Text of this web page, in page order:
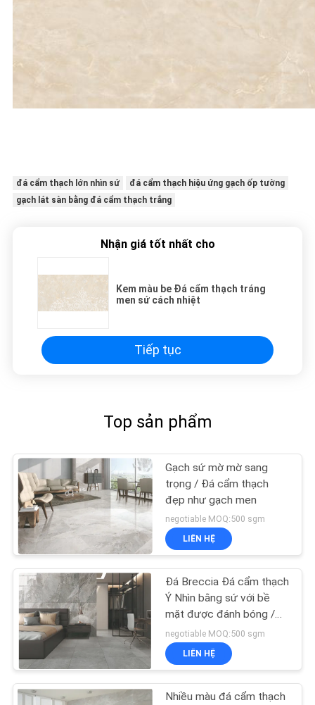
đá cẩm thạch lớn nhìn sứ
đá cẩm thạch hiệu ứng gạch ốp tường
gạch lát sàn bằng đá cẩm thạch trắng
Nhận giá tốt nhất cho
Kem màu be Đá cẩm thạch tráng
men sứ cách nhiệt
Tiếp tục
Top sản phẩm
Gạch sứ mờ mờ sang
trọng / Đá cẩm thạch
đẹp như gạch men
negotiable MOQ:500 sgm
LIÊN HỆ
Đá Breccia Đá cẩm thạch
Ý Nhìn bằng sứ với bề
mặt được đánh bóng /
mờ
negotiable MOQ:500 sgm
LIÊN HỆ
Nhiều màu đá cẩm thạch